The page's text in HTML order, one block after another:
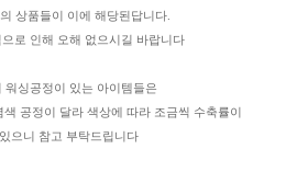
상품들이 이에 해당된답니다.
로 인해 오해 없으시길 바랍니다
워싱공정이 있는 아이템들은
공정이 달라 색상에 따라 조금씩 수축률이
으니 참고 부탁드립니다